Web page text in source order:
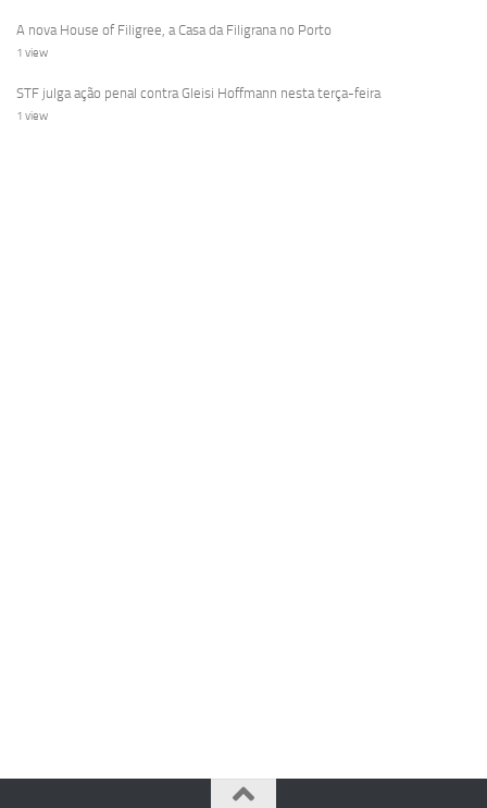
A nova House of Filigree, a Casa da Filigrana no Porto
1 view
STF julga ação penal contra Gleisi Hoffmann nesta terça-feira
1 view